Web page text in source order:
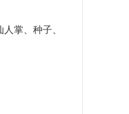
掌、种子、